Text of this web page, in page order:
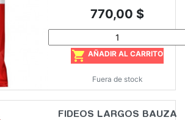
Precio
770,00 $
 AÑADIR AL CARRITO
Fuera de stock
FIDEOS LARGOS BAUZA